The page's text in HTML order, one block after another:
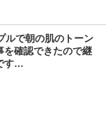
ナンバーズイン(numb
uzin)
ルで朝の肌のトーン
を確認できたので継
す…